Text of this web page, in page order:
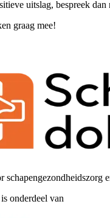
uitslag, bespreek
graag mee!
schapengezondheidszorg
onderdeel van